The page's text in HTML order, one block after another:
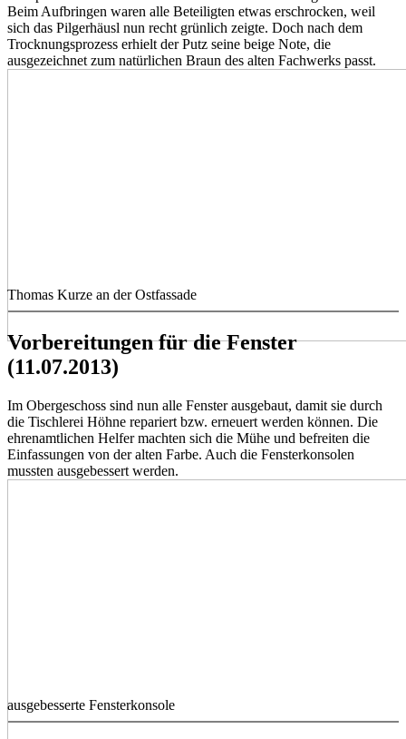
Beim Aufbringen waren alle Beteiligten etwas erschrocken, weil
sich das Pilgerhäusl nun recht grünlich zeigte. Doch nach dem
Trocknungsprozess erhielt der Putz seine beige Note, die
ausgezeichnet zum natürlichen Braun des alten Fachwerks passt.
Thomas Kurze an der Ostfassade
Vorbereitungen für die Fenster
(11.07.2013)
Im Obergeschoss sind nun alle Fenster ausgebaut, damit sie durch
die Tischlerei Höhne repariert bzw. erneuert werden können. Die
ehrenamtlichen Helfer machten sich die Mühe und befreiten die
Einfassungen von der alten Farbe. Auch die Fensterkonsolen
mussten ausgebessert werden.
ausgebesserte Fensterkonsole